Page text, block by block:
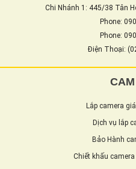
Chi Nhánh 1: 445/38 Tân
Phone:
Phone:
Điện Thoại:
Lắp camera
Dịch vụ lắp
Bảo Hành
Chiết khấu